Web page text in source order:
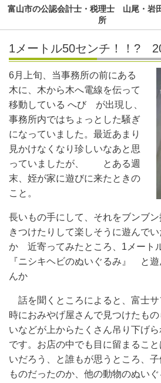
富山市の公認会計士・税理士 山尾・岩
所
1メートル50センチ！！?
6月上旬、当事務所の前にある
木に、木から木へ電線を伝って
移動している へび が出現し、
事務所内ではちょっとした騒ぎ
になっていました。最近あまり
見かけなくなり珍しいなあと思
っていましたが、 とある週
末、姪が家に遊びに来たときの
こと。
長いもの手にして、それをブンブ
きつけたりして楽しそうに遊んで
か 近寄ってみたところ、1メート
『ニシキヘビのぬいぐるみ』 と遊
んか
話を聞くところによると、富士サ
時におみやげ屋さんで見つけたも
いなどが上からたくさん吊り下げ
です。お店の中でも目に留まるこ
いだろう、と誰もが思うところ、
ものだったのか、他の動物のぬいぐ